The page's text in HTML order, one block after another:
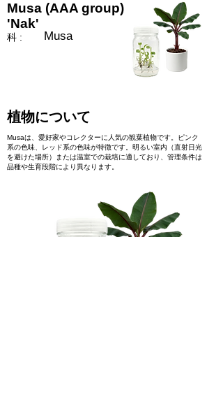
Musa (AAA group)
'Nak'
科 : Musa
植物について
Musaは、愛好家やコレクターに人気の観葉植物です。ピンク
系の色味、レッド系の色味が特徴です。明るい室内（直射日光
を避けた場所）または温室での栽培に適しており、管理条件は
品種や生育段階により異なります。